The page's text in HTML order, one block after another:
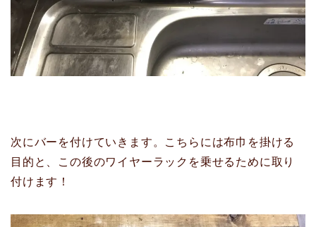
次にバーを付けていきます。こちらには布巾を掛ける
目的と、この後のワイヤーラックを乗せるために取り
付けます！